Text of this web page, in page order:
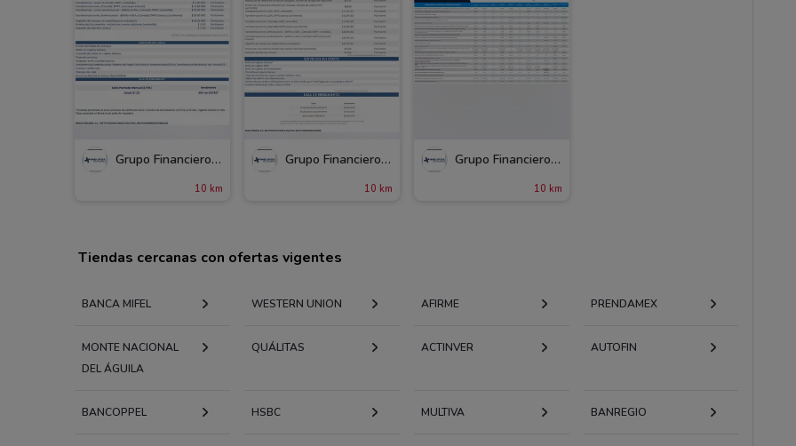
Grupo Financiero Inbursa
10 km
Grupo Financiero Inbursa
10 km
Grupo Financiero Inbursa
10 km
Tiendas cercanas con ofertas vigentes
BANCA MIFEL WESTERN UNION AFIRME PRENDAMEX
MONTE NACIONAL
DEL ÁGUILA
QUÁLITAS ACTINVER AUTOFIN
BANCOPPEL HSBC MULTIVA BANREGIO